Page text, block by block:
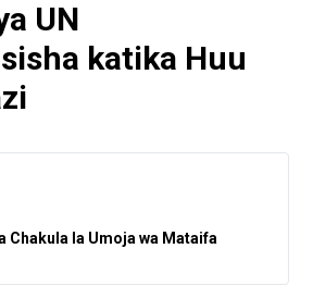
UN
katika Huu
Chakula la Umoja wa Mataifa